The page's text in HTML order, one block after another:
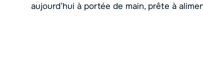
aujourd’hui à portée de main, prête à